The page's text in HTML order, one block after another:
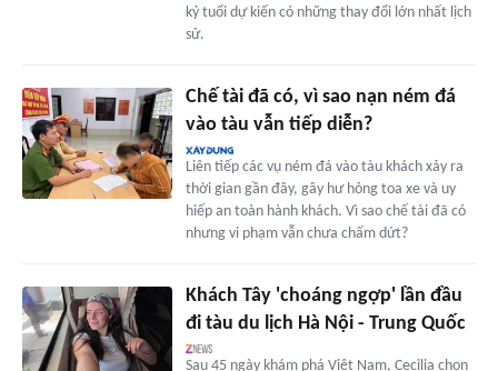
kỷ tuổi dự kiến có những thay đổi lớn nhất lịch
sử.
Chế tài đã có, vì sao nạn ném đá
vào tàu vẫn tiếp diễn?
Liên tiếp các vụ ném đá vào tàu khách xảy ra
thời gian gần đây, gây hư hỏng toa xe và uy
hiếp an toàn hành khách. Vì sao chế tài đã có
nhưng vi phạm vẫn chưa chấm dứt?
Khách Tây 'choáng ngợp' lần đầu
đi tàu du lịch Hà Nội - Trung Quốc
Sau 45 ngày khám phá Việt Nam, Cecilia chọn